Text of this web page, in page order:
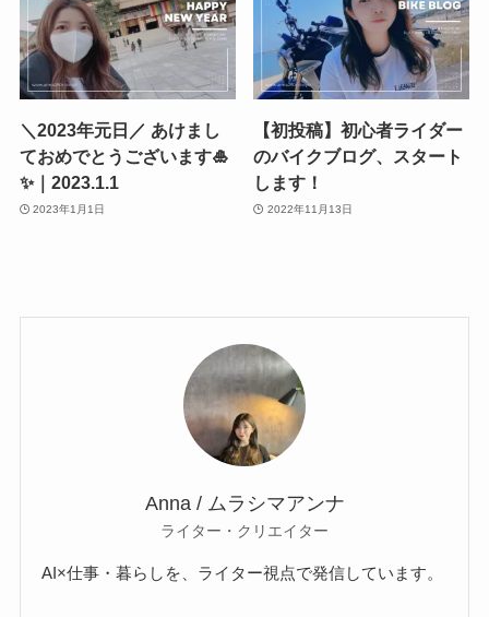
＼2023年元日／ あけまし
ておめでとうございます🎍
✨｜2023.1.1
2023年1月1日
【初投稿】初心者ライダー
のバイクブログ、スタート
します！
2022年11月13日
Anna / ムラシマアンナ
ライター・クリエイター
AI×仕事・暮らしを、ライター視点で発信しています。